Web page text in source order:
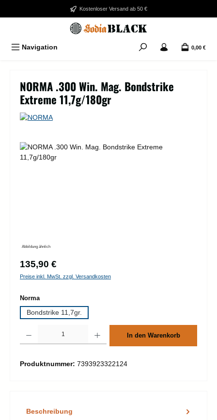
Zum Hauptinhalt springenKostenloser Versand ab 50 €
Navigation 0,00 €
NORMA .300 Win. Mag. Bondstrike
Extreme 11,7g/180gr
Bildergalerie überspringen
Abbildung ähnlich
Regulärer Preis:
135,90 €
Preise inkl. MwSt. zzgl. Versandkosten
Normaauswählen
Bondstrike 11,7gr.
In den Warenkorb
Produktnummer: 7393923322124
Beschreibung